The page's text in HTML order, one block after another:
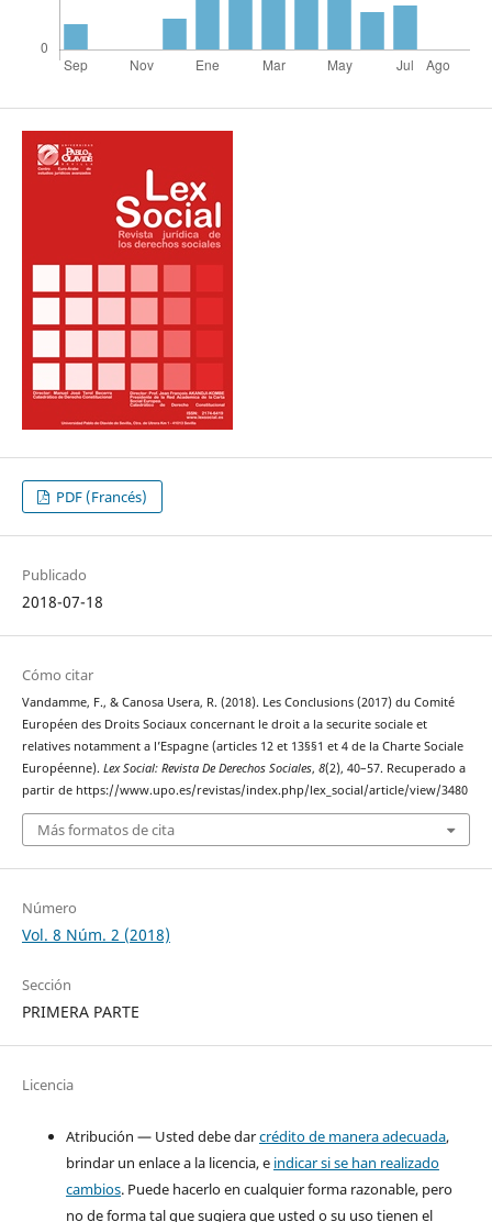
PDF (Francés)
Publicado
2018-07-18
Cómo citar
Vandamme, F., & Canosa Usera, R. (2018). Les Conclusions (2017) du Comité
Européen des Droits Sociaux concernant le droit a la securite sociale et
relatives notamment a l’Espagne (articles 12 et 13§§1 et 4 de la Charte Sociale
Européenne). Lex Social: Revista De Derechos Sociales, 8(2), 40–57. Recuperado a
partir de https://www.upo.es/revistas/index.php/lex_social/article/view/3480
Más formatos de cita
Número
Vol. 8 Núm. 2 (2018)
Sección
PRIMERA PARTE
Licencia
Atribución — Usted debe darcrédito de manera adecuada,
brindar un enlace a la licencia, e indicar si se han realizado
cambios. Puede hacerlo en cualquier forma razonable, pero
no de forma tal que sugiera que usted o su uso tienen el